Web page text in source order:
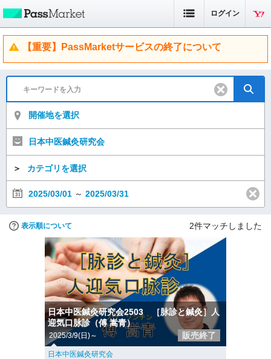
ログイン
【重要】PassMarketサービスの終了について
開催地を選択
日本中医鍼灸研究会
＞ カテゴリを選択
2025/03/01 ～ 2025/03/31
表示順について 2件マッチしました
日本中医鍼灸研究会2503 ［脉診と鍼灸］人
迎気口脉診（傅 嵩青）
2025/3/9(日)～ 販売終了
日本中医鍼灸研究会